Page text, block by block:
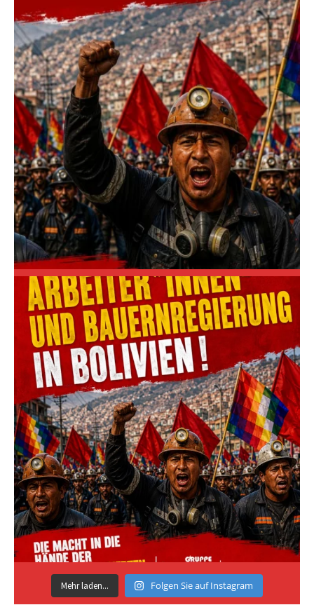
Mehr laden... Folgen Sie auf Instagram